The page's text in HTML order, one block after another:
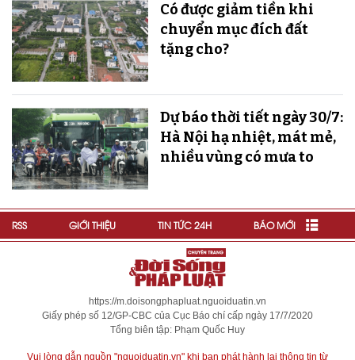
Có được giảm tiền khi
chuyển mục đích đất
tặng cho?
Dự báo thời tiết ngày 30/7:
Hà Nội hạ nhiệt, mát mẻ,
nhiều vùng có mưa to
RSS GIỚI THIỆU TIN TỨC 24H BÁO MỚI
https://m.doisongphapluat.nguoiduatin.vn
Giấy phép số 12/GP-CBC của Cục Báo chí cấp ngày 17/7/2020
Tổng biên tập: Phạm Quốc Huy
Vui lòng dẫn nguồn "nguoiduatin.vn" khi bạn phát hành lại thông tin từ